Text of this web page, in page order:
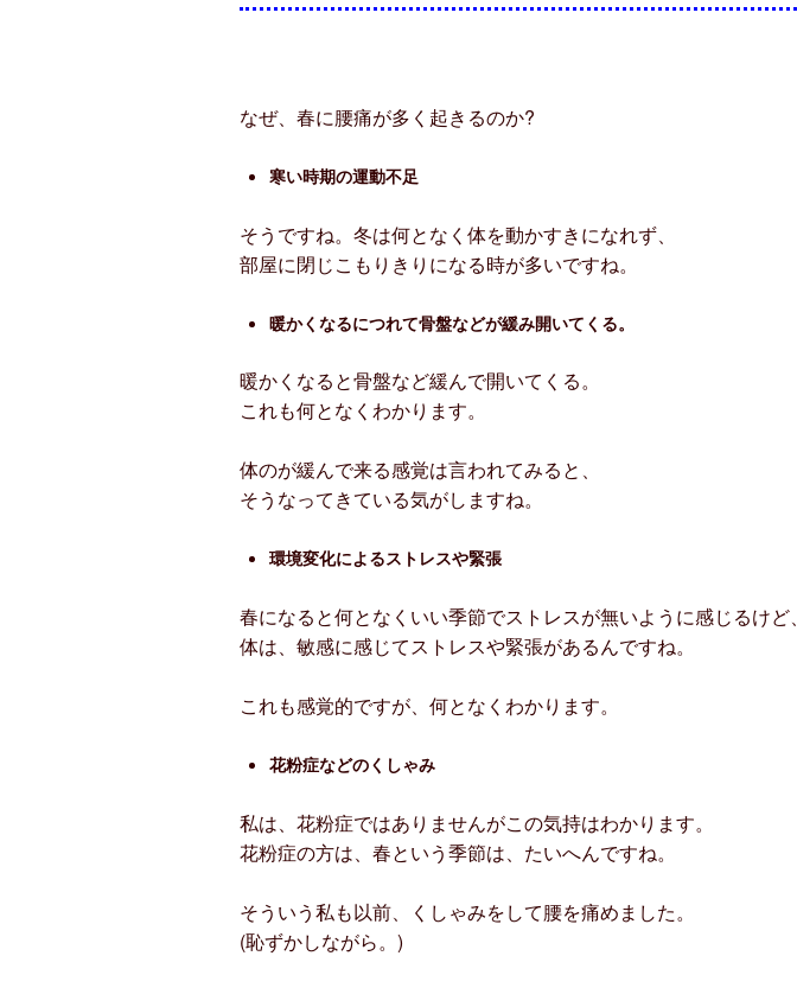
なぜ、春に腰痛が多く起きるのか?
寒い時期の運動不足
そうですね。冬は何となく体を動かすきになれず、
部屋に閉じこもりきりになる時が多いですね。
暖かくなるにつれて骨盤などが緩み開いてくる。
暖かくなると骨盤など緩んで開いてくる。
これも何となくわかります。
体のが緩んで来る感覚は言われてみると、
そうなってきている気がしますね。
環境変化によるストレスや緊張
春になると何となくいい季節でストレスが無いように感じるけど、
体は、敏感に感じてストレスや緊張があるんですね。
これも感覚的ですが、何となくわかります。
花粉症などのくしゃみ
私は、花粉症ではありませんがこの気持はわかります。
花粉症の方は、春という季節は、たいへんですね。
そういう私も以前、くしゃみをして腰を痛めました。
(恥ずかしながら。)